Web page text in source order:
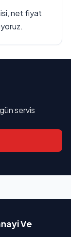
net fiyat
servis
Ve